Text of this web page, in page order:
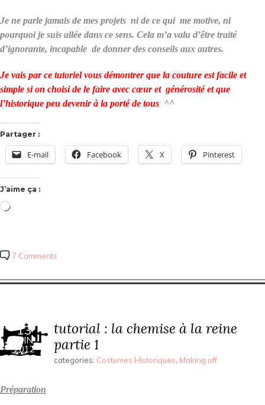
Je ne parle jamais de mes projets ni de ce qui me motive, ni
pourquoi je suis allée dans ce sens. Cela m’a valu d’être traité
d’ignorante, incapable de donner des conseils aux autres.
Je vais par ce tutoriel vous démontrer que la couture est facile et
simple si on choisi de le faire avec cœur et générosité et que
l’historique peu devenir à la porté de tous ^^
Partager :
E-mail Facebook X Pinterest
J’aime ça :
Chargement…
7 Comments
13
JUIN
2012
tutorial : la chemise à la reine
partie 1
categories: Costumes Historiques, Making off
Préparation